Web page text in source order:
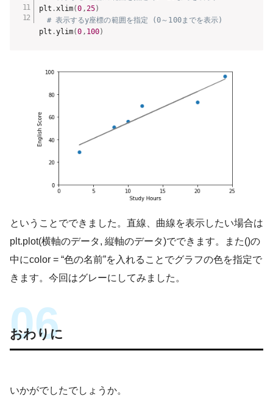
plt . xlim(0 , 25)
# 表示するy座標の範囲を指定 (0～100までを表示)
plt .ylim(0 , 100)
ということでできました。直線、曲線を表示したい場合は
plt.plot(横軸のデータ, 縦軸のデータ)でできます。また()の
中にcolor = “色の名前”を入れることでグラフの色を指定で
きます。今回はグレーにしてみました。
おわりに
いかがでしたでしょうか。